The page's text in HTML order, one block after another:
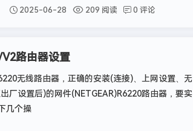
2025-06-28 209 阅读 0 评论
路由器设置
无线路由器，正确的安装(连接)、上网设置、无
厂设置后)的网件(NETGEAR)R6220路由器，要实
几个操